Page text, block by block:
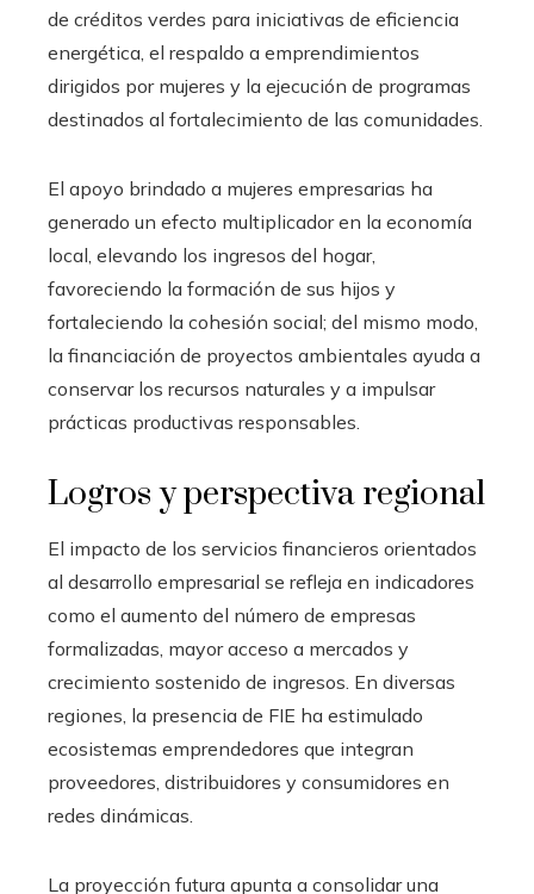
de créditos verdes para iniciativas de eficiencia
energética, el respaldo a emprendimientos
dirigidos por mujeres y la ejecución de programas
destinados al fortalecimiento de las comunidades.
El apoyo brindado a mujeres empresarias ha
generado un efecto multiplicador en la economía
local, elevando los ingresos del hogar,
favoreciendo la formación de sus hijos y
fortaleciendo la cohesión social; del mismo modo,
la financiación de proyectos ambientales ayuda a
conservar los recursos naturales y a impulsar
prácticas productivas responsables.
Logros y perspectiva regional
El impacto de los servicios financieros orientados
al desarrollo empresarial se refleja en indicadores
como el aumento del número de empresas
formalizadas, mayor acceso a mercados y
crecimiento sostenido de ingresos. En diversas
regiones, la presencia de FIE ha estimulado
ecosistemas emprendedores que integran
proveedores, distribuidores y consumidores en
redes dinámicas.
La proyección futura apunta a consolidar una